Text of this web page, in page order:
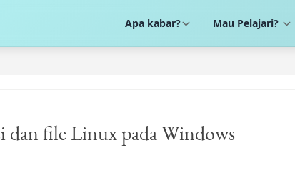
Apa kabar? Mau Pelajari?
dan file Linux pada Windows